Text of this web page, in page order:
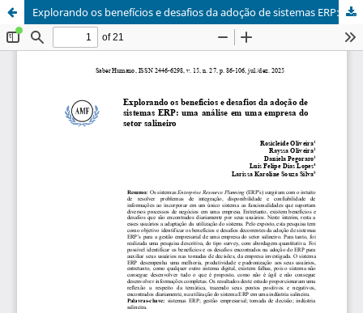
Explorando os benefícios e desafios da adoção de sistemas ERP: uma análise em uma empresa do setor salineiro